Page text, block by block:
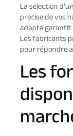
La sélection
précise de vos
adapté garantit
Les fabricants
pour répondre
Les